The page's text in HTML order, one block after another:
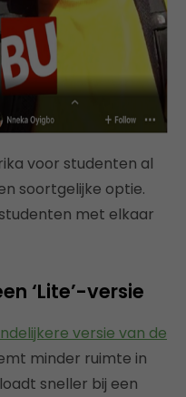
voor studenten al
soortgelijke optie.
met elkaar
‘Lite’-versie
versie van de
minder ruimte in
sneller bij een